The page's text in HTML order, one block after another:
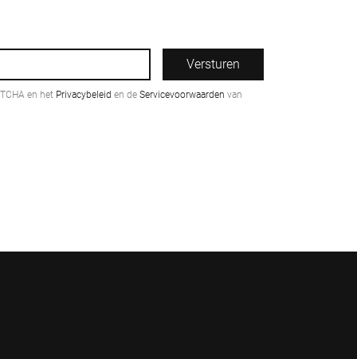
Versturen
en het Privacybeleid en de Servicevoorwaarden van